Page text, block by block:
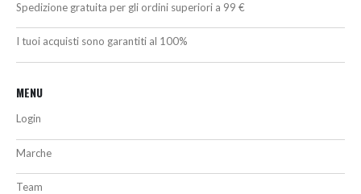
Spedizione gratuita per gli ordini superiori a 99 €
I tuoi acquisti sono garantiti al 100%
MENU
Login
Marche
Team